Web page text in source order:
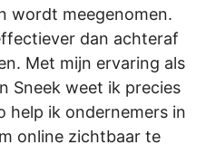
wordt meegenomen.
dan achteraf
Met mijn ervaring als
Sneek weet ik precies
help ik ondernemers in
online zichtbaar te